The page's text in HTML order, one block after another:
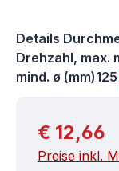
Details
Drehzahl, max.
mind. ø (mm)125
Regulärer
€ 12,66
Preise inkl.